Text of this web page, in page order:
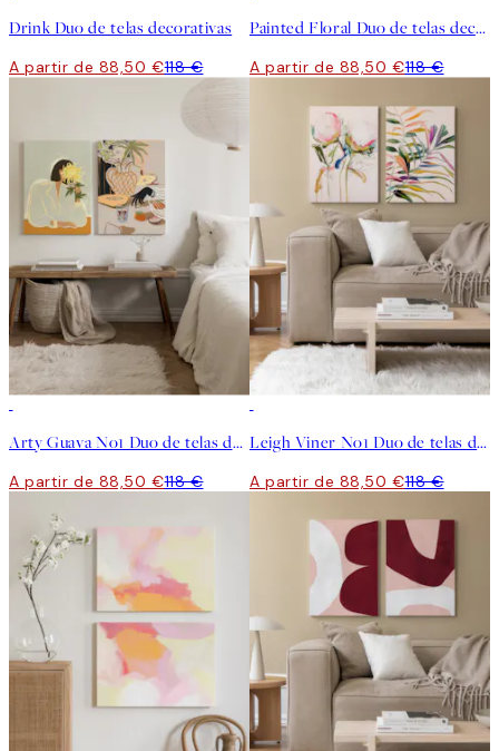
Drink Duo de telas decorativas
A partir de 88,50 €118 €
Painted Floral Duo de telas decorativas
A partir de 88,50 €118 €
Arty Guava No1 Duo de telas decorativas
A partir de 88,50 €118 €
Leigh Viner No1 Duo de telas decorativas
A partir de 88,50 €118 €